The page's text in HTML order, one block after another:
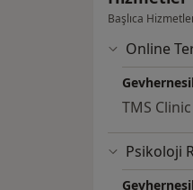
Başlıca
Online
TMS
Psikoloji